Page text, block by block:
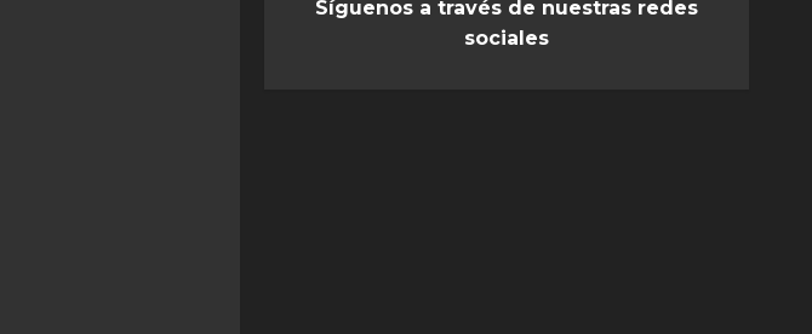
Síguenos a través de nuestras redes
sociales